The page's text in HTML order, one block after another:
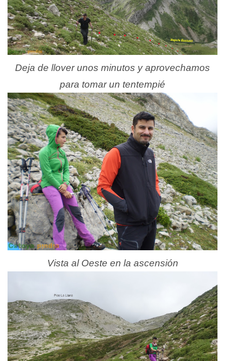
Deja de llover unos minutos y aprovechamos
para tomar un tentempié
Vista al Oeste en la ascensión